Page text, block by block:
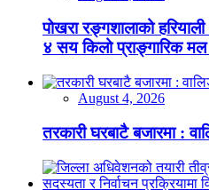
पोखरा रङ्गशालाको
४ सय किलो प्राङ्गारिक
August 4, 2026
तरकारी घरबाटै बजारमा :